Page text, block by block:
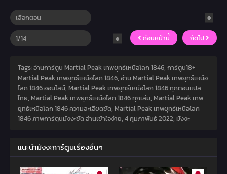
ก่อนหน้านี้ ถัดไป
Tags: อ่านการ์ตูน Martial Peak เทพยุทธ์เหนือโลก 1846, การ์ตูน18+
Martial Peak เทพยุทธ์เหนือโลก 1846, อ่าน Martial Peak เทพยุทธ์เหนือ
โลก 1846 ออนไลน์, Martial Peak เทพยุทธ์เหนือโลก 1846 ทุกตอนแปล
ไทย, Martial Peak เทพยุทธ์เหนือโลก 1846 ทุกเล่ม, Martial Peak เทพ
ยุทธ์เหนือโลก 1846 ความละเอียดชัด, Martial Peak เทพยุทธ์เหนือโลก
1846 ภาพการ์ตูนมังงะชัด อ่านเข้าใจง่าย, 4 กุมภาพันธ์ 2022, มังงะ
แนะนำมังงะการ์ตูนเรื่องอื่นๆ